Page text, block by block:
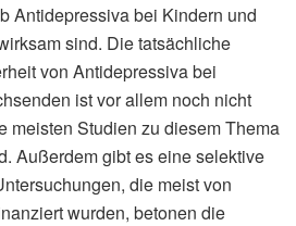
Antidepressiva bei Kindern und
sind. Die tatsächliche
von Antidepressiva bei
ist vor allem noch nicht
meisten Studien zu diesem Thema
Außerdem gibt es eine selektive
die meist von
wurden, betonen die